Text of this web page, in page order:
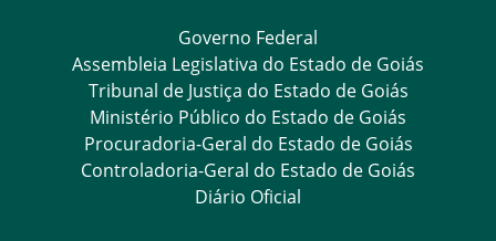
Governo Federal
Assembleia Legislativa do Estado de Goiás
Tribunal de Justiça do Estado de Goiás
Ministério Público do Estado de Goiás
Procuradoria-Geral do Estado de Goiás
Controladoria-Geral do Estado de Goiás
Diário Oficial